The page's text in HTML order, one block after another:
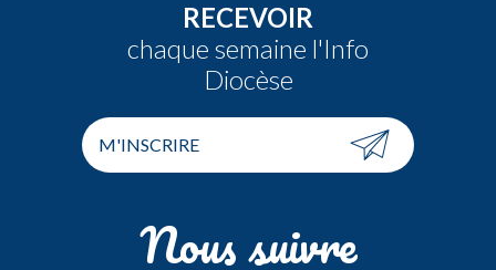
RECEVOIR
chaque semaine l'Info
Diocèse
M'INSCRIRE
Nous suivre